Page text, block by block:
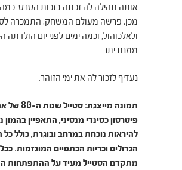
אותה תהילה לה זכתה בזכות הסרט.
מכן, פרשה מעולם המשחק, התמכרה
ממנת יתר.
נעדיף לזכור לה את ימי הזוהר.
תמונה מייצגת:
פיטרסון כסינדי מנסיני, התאפיין בהמון
להיראות נוכחת במרחב ובוגרת, כולל
הגדולים וכריות הכתפיים המוגזמות.
מתקדם הסטייל מעיד על ההתפתחות